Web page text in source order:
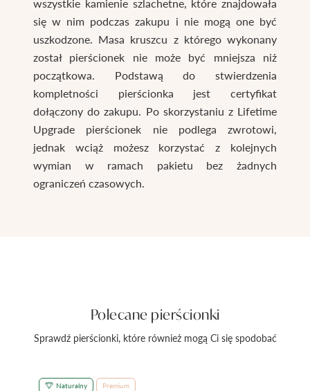
się w nim podczas zakupu i nie mogą one być
uszkodzone. Masa kruszcu z którego wykonany
został pierścionek nie może być mniejsza niż
początkowa. Podstawą do stwierdzenia
kompletności pierścionka jest certyfikat
dołączony do zakupu. Po skorzystaniu z Lifetime
Upgrade pierścionek nie podlega zwrotowi,
jednak wciąż możesz korzystać z kolejnych
wymian w ramach pakietu bez żadnych
ograniczeń czasowych.
Polecane pierścionki
Sprawdź pierścionki, które również mogą Ci się spodobać
Naturalny Premium